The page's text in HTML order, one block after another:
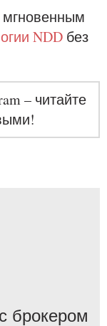
NDD без
– читайте
брокером